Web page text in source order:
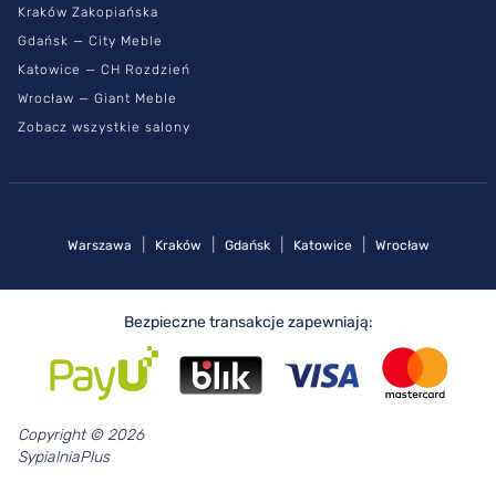
Kraków Zakopiańska
Gdańsk — City Meble
Katowice — CH Rozdzień
Wrocław — Giant Meble
Zobacz wszystkie salony
Warszawa Kraków Gdańsk Katowice Wrocław
Bezpieczne transakcje zapewniają:
Copyright © 2026
SypialniaPlus